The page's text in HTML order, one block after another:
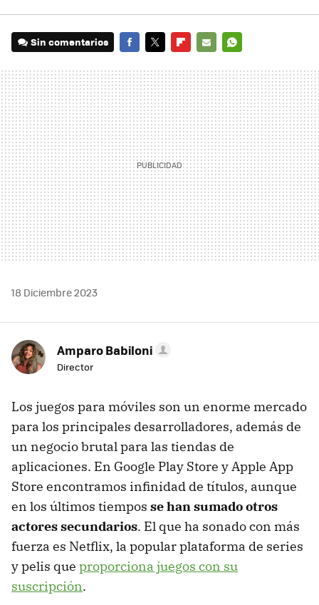
Sin comentarios
MAIL
18 Diciembre 2023
Amparo Babiloni
Director
Los juegos para móviles son un enorme mercado
para los principales desarrolladores, además de
un negocio brutal para las tiendas de
aplicaciones. En Google Play Store y Apple App
Store encontramos infinidad de títulos, aunque
en los últimos tiempos se han sumado otros
actores secundarios. El que ha sonado con más
fuerza es Netflix, la popular plataforma de series
y pelis que proporciona juegos con su
suscripción.